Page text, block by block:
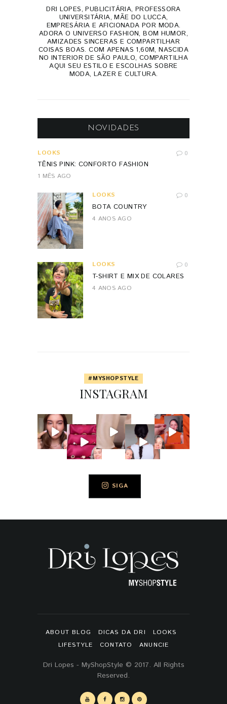
DRI LOPES, PUBLICITÁRIA, PROFESSORA
UNIVERSITÁRIA, MÃE DO LUCCA,
EMPRESÁRIA E AFICIONADA POR MODA.
ADORA O UNIVERSO FASHION, BOM HUMOR,
AMIZADES SINCERAS E COMPARTILHAR
COISAS BOAS. COM APENAS 1,60M, NASCIDA
NO INTERIOR DE SÃO PAULO, COMPARTILHA
AQUI SEU ESTILO E ESCOLHAS SOBRE
MODA, LAZER E CULTURA.
NOVIDADES
LOOKS 0
TÊNIS PINK: CONFORTO FASHION
1 MÊS AGO
LOOKS 0
BOTA COUNTRY
4 ANOS AGO
LOOKS 0
T-SHIRT E MIX DE COLARES
4 ANOS AGO
#MYSHOPSTYLE
INSTAGRAM
SIGA
ABOUT BLOG DICAS DA DRI
LOOKS
LIFESTYLE
CONTATO ANUNCIE
Dri Lopes - MyShopStyle © 2017. All Rights
Reserved.